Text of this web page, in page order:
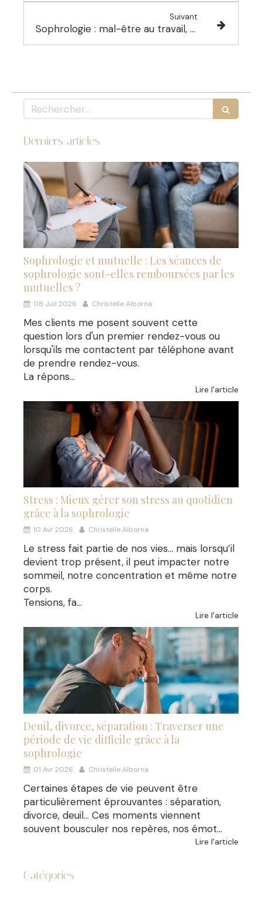
Suivant
Sophrologie : mal-être au travail, stress, souffrance au travail, comment agir pour retrouver votre bien-être ?
Rechercher
Derniers articles
Sophrologie et mutuelle : Les séances de
sophrologie sont-elles remboursées par les
mutuelles ?
08 Juil 2026 Christelle Alborna
Mes clients me posent souvent cette
question lors d'un premier rendez-vous ou
lorsqu'ils me contactent par téléphone avant
de prendre rendez-vous.
La répons...
Lire l'article
Stress : Mieux gérer son stress au quotidien
grâce à la sophrologie
10 Avr 2026 Christelle Alborna
Le stress fait partie de nos vies… mais lorsqu’il
devient trop présent, il peut impacter notre
sommeil, notre concentration et même notre
corps.
Tensions, fa...
Lire l'article
Deuil, divorce, séparation : Traverser une
période de vie difficile grâce à la
sophrologie
01 Avr 2026 Christelle Alborna
Certaines étapes de vie peuvent être
particulièrement éprouvantes : séparation,
divorce, deuil… Ces moments viennent
souvent bousculer nos repères, nos émot...
Lire l'article
Catégories